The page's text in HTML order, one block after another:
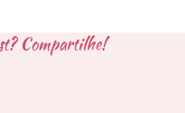
Compartilhe!